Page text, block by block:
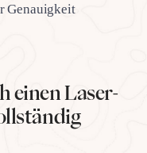
Genauigkeit
einen Laser-